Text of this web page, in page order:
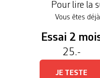
un lieu avec la Ville
Pour lire la
Vous êtes
Essai 2
25.-
JE TESTE